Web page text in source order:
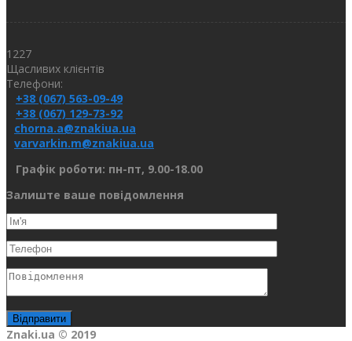
1227
Щасливих клієнтів
Телефони:
+38 (067) 563-09-49
+38 (067) 129-73-92
chorna.a@znakiua.ua
varvarkin.m@znakiua.ua
Графік роботи: пн-пт, 9.00-18.00
Залиште ваше повідомлення
Znaki.ua © 2019